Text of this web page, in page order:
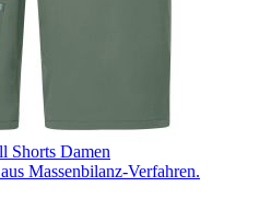
Shorts Damen
Massenbilanz-Verfahren.